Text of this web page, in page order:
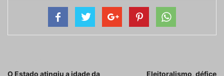
O Estado atingiu a idade da Eleitoralismo, défice